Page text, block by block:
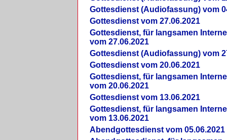
Gottesdienst (Audiofassung) vom
Gottesdienst vom 27.06.2021
Gottesdienst, für langsamen
vom 27.06.2021
Gottesdienst (Audiofassung) vom
Gottesdienst vom 20.06.2021
Gottesdienst, für langsamen
vom 20.06.2021
Gottesdienst vom 13.06.2021
Gottesdienst, für langsamen
vom 13.06.2021
Abendgottesdienst vom 05.06.2021